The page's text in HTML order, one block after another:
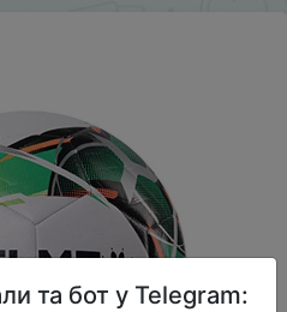
та бот у Telegram: